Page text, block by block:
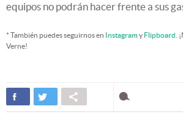
equipos no podrán hacer frente a sus
* También puedes seguirnos en Instagramy Flipboard .
Verne!